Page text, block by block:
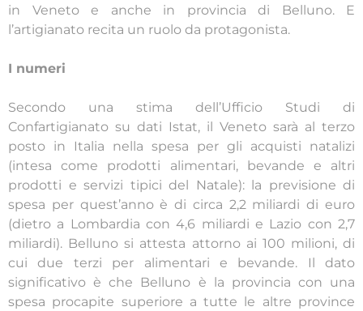
in Veneto e anche in provincia di Belluno. E
l’artigianato recita un ruolo da protagonista.
I numeri
Secondo una stima dell’Ufficio Studi di
Confartigianato su dati Istat, il Veneto sarà al terzo
posto in Italia nella spesa per gli acquisti natalizi
(intesa come prodotti alimentari, bevande e altri
prodotti e servizi tipici del Natale): la previsione di
spesa per quest’anno è di circa 2,2 miliardi di euro
(dietro a Lombardia con 4,6 miliardi e Lazio con 2,7
miliardi). Belluno si attesta attorno ai 100 milioni, di
cui due terzi per alimentari e bevande. Il dato
significativo è che Belluno è la provincia con una
spesa procapite superiore a tutte le altre province